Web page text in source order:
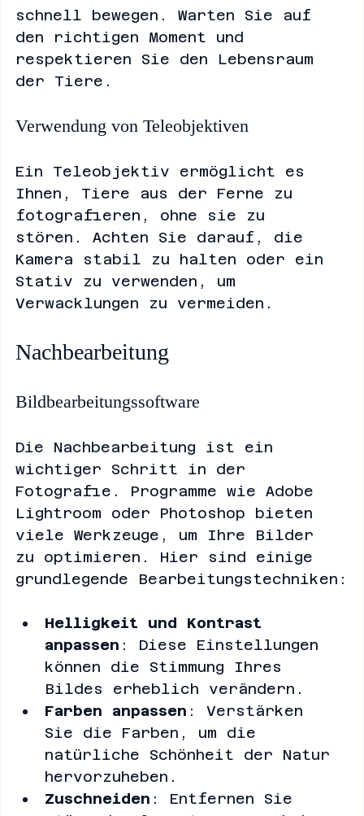
unberechenbar und können sich
schnell bewegen. Warten Sie auf
den richtigen Moment und
respektieren Sie den Lebensraum
Ein Teleobjektiv ermöglicht es
Ihnen, Tiere aus der Ferne zu
fotografieren, ohne sie zu
stören. Achten Sie darauf, die
Kamera stabil zu halten oder ein
Stativ zu verwenden, um
Die Nachbearbeitung ist ein
wichtiger Schritt in der
Fotografie. Programme wie Adobe
Lightroom oder Photoshop bieten
viele Werkzeuge, um Ihre Bilder
zu optimieren. Hier sind einige
Helligkeit und Kontrast
anpassen: Diese Einstellungen
können die Stimmung Ihres
Bildes erheblich verändern.
Farben anpassen
: Verstärken
Sie die Farben, um die
natürliche Schönheit der Natur
hervorzuheben.